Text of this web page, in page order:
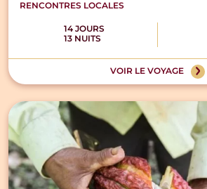
RENCONTRES LOCALES
14 JOURS
13 NUITS
VOIR LE VOYAGE